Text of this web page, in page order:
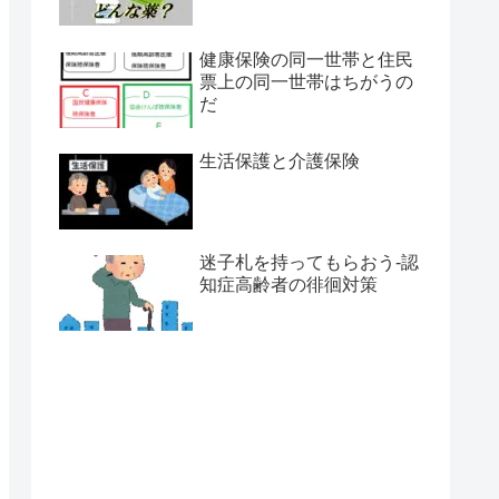
健康保険の同一世帯と住民
票上の同一世帯はちがうの
だ
生活保護と介護保険
迷子札を持ってもらおう-認
知症高齢者の徘徊対策